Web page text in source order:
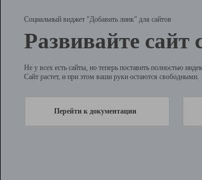
Социальный виджет "Добавить линк" для сайтов
Развивайте
Не у всех есть сайты, но теперь поставить полностью
Сайт растет, и при этом ваши руки остаются свободными.
Перейти к документации